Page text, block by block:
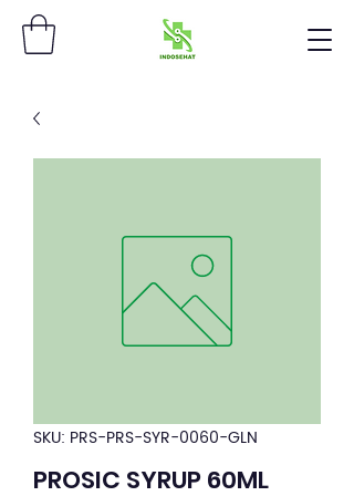
SKU: PRS-PRS-SYR-0060-GLN
PROSIC SYRUP 60ML